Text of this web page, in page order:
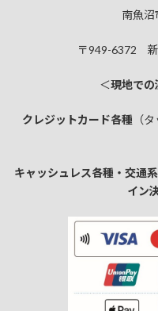
南魚
〒949-6372 新
＜現地での
クレジットカード各種 （
キャッシュレス各種・交通
イン